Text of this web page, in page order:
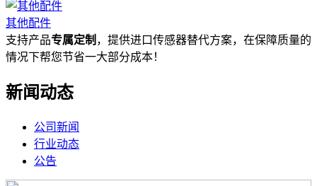
其他配件
支持产品专属定制 ，提供进口传感器替代方案，在保障质量的
情况下帮您节省一大部分成本！
新闻动态
公司新闻
行业动态
公告